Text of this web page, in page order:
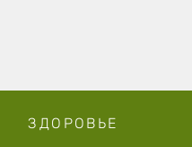
ЗДОРОВЬЕ